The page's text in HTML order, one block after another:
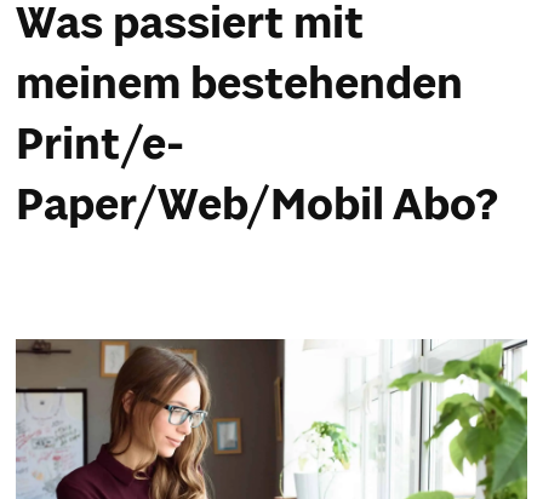
Leser werben mit Prämie
Suche
Was passiert mit
meinem bestehenden
Print/e-
Paper/Web/Mobil Abo?